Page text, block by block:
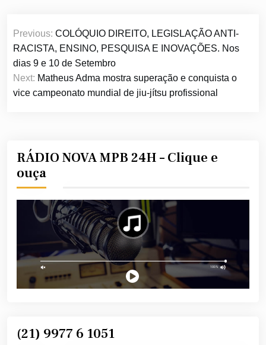
Navegação
de
Post
Previous: COLÓQUIO DIREITO, LEGISLAÇÃO ANTI-
RACISTA, ENSINO, PESQUISA E INOVAÇÕES. Nos
dias 9 e 10 de Setembro
Next: Matheus Adma mostra superação e conquista o
vice campeonato mundial de jiu-jítsu profissional
RÁDIO NOVA MPB 24H – Clique e
ouça
(21) 9977 6 1051